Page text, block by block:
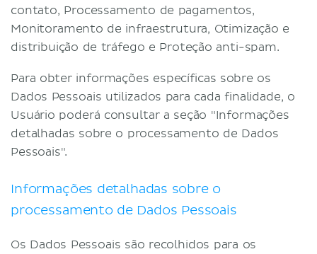
contato, Processamento de pagamentos,
Monitoramento de infraestrutura, Otimização e
distribuição de tráfego e Proteção anti-spam.
Para obter informações específicas sobre os
Dados Pessoais utilizados para cada finalidade, o
Usuário poderá consultar a seção "Informações
detalhadas sobre o processamento de Dados
Pessoais".
Informações detalhadas sobre o
processamento de Dados Pessoais
Os Dados Pessoais são recolhidos para os